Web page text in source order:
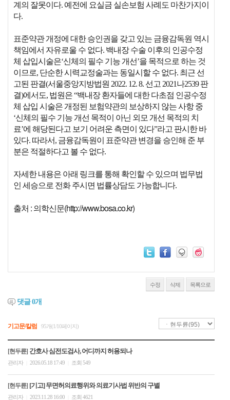
계의 잘못이다. 예전에 요실금 실손보험 사례도 마찬가지이
다.
표준약관 개정에 대한 승인권을 갖고 있는 금융감독원 역시
책임에서 자유로울 수 없다. 백내장 수술 이후의 인공수정
체 삽입시술은‘신체의 필수 기능 개선’을 목적으로 하는 것
이므로, 단순한 시력교정술과는 동일시할 수 없다. 최근 선
고된 판결(서울중앙지방법원 2022. 12. 8. 선고 2021나2539 판
결)에서도, 법원은 “백내장 환자들에 대한 다초점 인공수정
체 삽입 시술은 개정된 보험약관의 보상하지 않는 사항 중
‘신체의 필수 기능 개선 목적이 아닌 외모 개선 목적의 치
료’에 해당된다고 보기 어려운 측면이 있다”라고 판시한 바
있다. 따라서, 금융감독원이 표준약관 변경을 승인해 준 부
분은 적절하다고 볼 수 없다.
자세한 내용은 아래 링크를 통해 확인할 수 있으며 법무법
인 세승으로 전화 주시면 법률상담도 가능합니다.
출처 : 의학신문(http://www.bosa.co.kr)
수정 삭제 목록으로
댓글0개
기고문/칼럼 95개(1/10페이지)
[현두륜] 간호사 심전도검사, 어디까지 허용되나
관리자 2026.05.18 17:49 조회 549
[현두륜] [기고] 무면허의료행위와 의료기사법 위반의 구별
관리자 2023.11.28 16:00 조회 4621